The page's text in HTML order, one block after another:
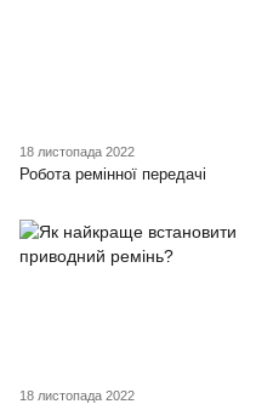
18 листопада 2022
Робота ремінної передачі
18 листопада 2022